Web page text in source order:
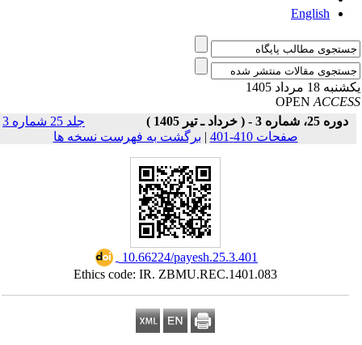
English
18 مرداد 1405
OPEN
دوره 25، شماره 3 - ( خرداد ـ تیر 1405 )
جلد 25 شماره 3
صفحات 410-401
|برگشت به فهرست نسخه ها
‎ 10.66224/payesh.25.3.401
Ethics code: IR. ZBMU.REC.1401.083